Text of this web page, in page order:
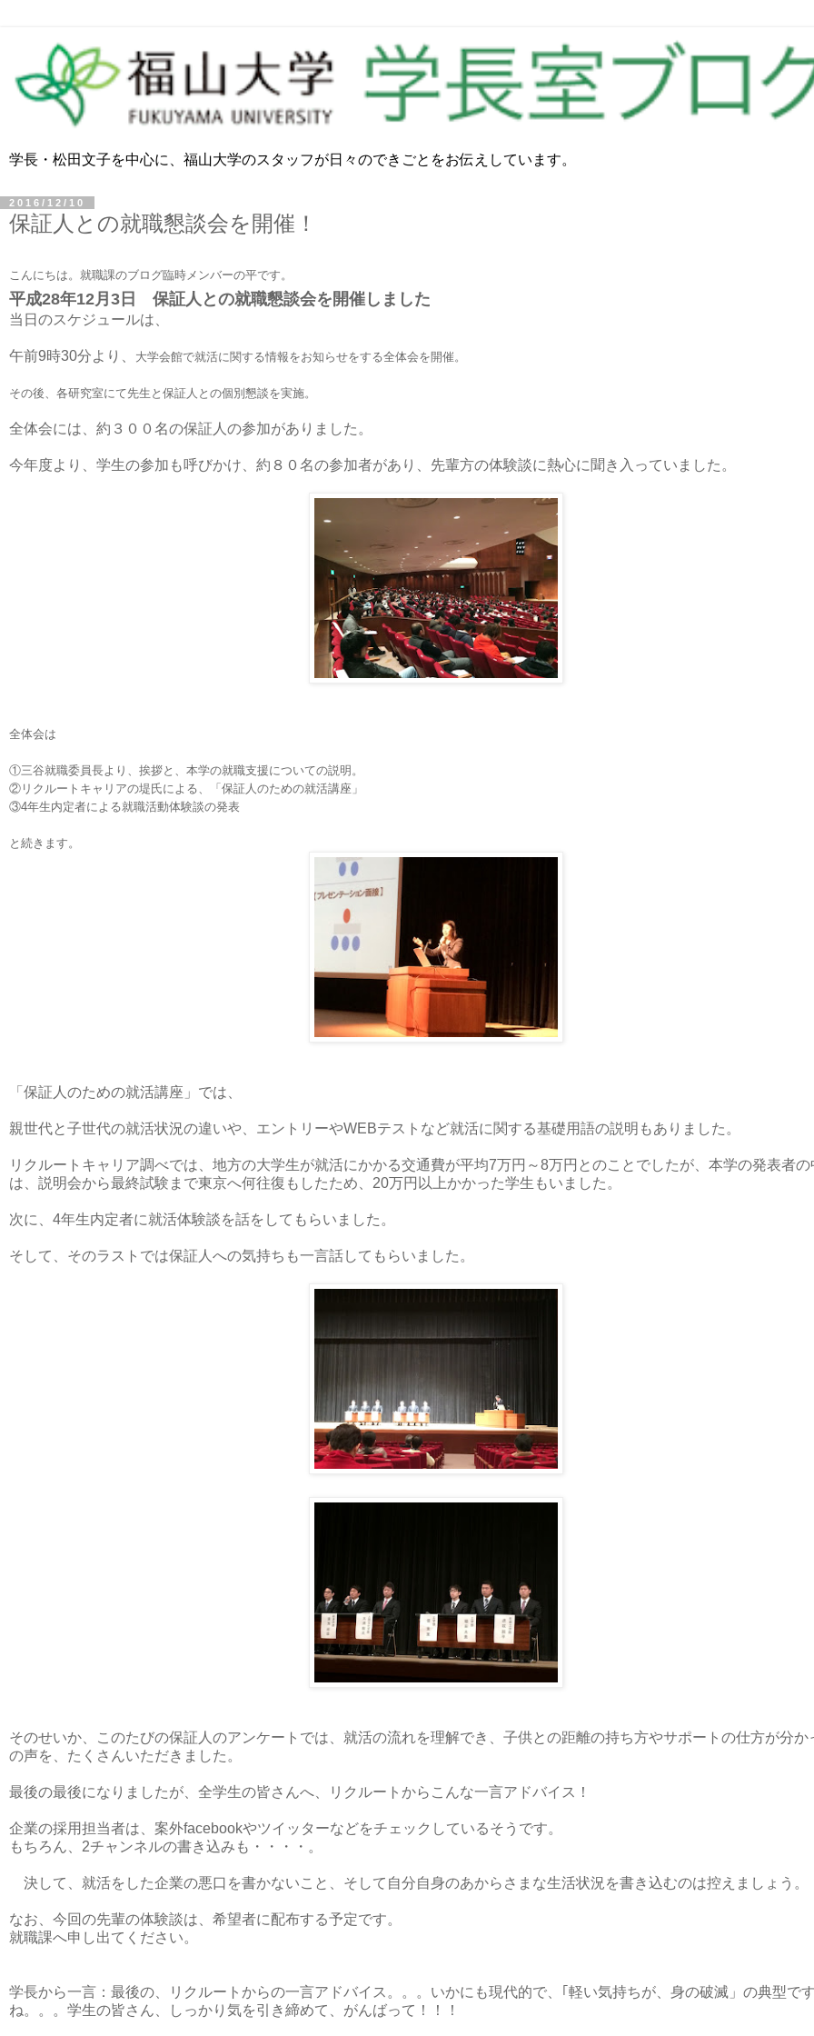
学長・松田文子を中心に、福山大学のスタッフが日々のできごとをお伝えしています。
2016/12/10
保証人との就職懇談会を開催！
こんにちは。就職課のブログ臨時メンバーの平です。
平成28年12月3日 保証人との就職懇談会を開催しました
当日のスケジュールは、
午前9時30分より、 大学会館で就活に関する情報をお知らせをする全体会を開催。
その後、各研究室にて先生と保証人との個別懇談を実施。
全体会には、約３００名の保証人の参加がありました。
今年度より、学生の参加も呼びかけ、約８０名の参加者があり、先輩方の体験談に熱心に聞き入っていました。
全体会は
①三谷就職委員長より、挨拶と、本学の就職支援についての説明。
②リクルートキャリアの堤氏による、「保証人のための就活講座」
③4年生内定者による就職活動体験談の発表
と続きます。
「保証人のための就活講座」では、
親世代と子世代の就活状況の違いや、エントリーやWEBテストなど就活に関する基礎用語の説明もありました。
リクルートキャリア調べでは、地方の大学生が就活にかかる交通費が平均7万円～8万円とのことでしたが、本学の発表者の
は、説明会から最終試験まで東京へ何往復もしたため、20万円以上かかった学生もいました。
次に、4年生内定者に就活体験談を話をしてもらいました。
そして、そのラストでは保証人への気持ちも一言話してもらいました。
そのせいか、このたびの保証人のアンケートでは、就活の流れを理解でき、子供との距離の持ち方やサポートの仕方が分か
の声を、たくさんいただきました。
最後の最後になりましたが、全学生の皆さんへ、リクルートからこんな一言アドバイス！
企業の採用担当者は、案外facebookやツイッターなどをチェックしているそうです。
もちろん、2チャンネルの書き込みも・・・・。
決して、就活をした企業の悪口を書かないこと、そして自分自身のあからさまな生活状況を書き込むのは控えましょう。
なお、今回の先輩の体験談は、希望者に配布する予定です。
就職課へ申し出てください。
学長から一言：最後の、リクルートからの一言アドバイス。。。いかにも現代的で、｢軽い気持ちが、身の破滅」の典型で
ね。。。学生の皆さん、しっかり気を引き締めて、がんばって！！！